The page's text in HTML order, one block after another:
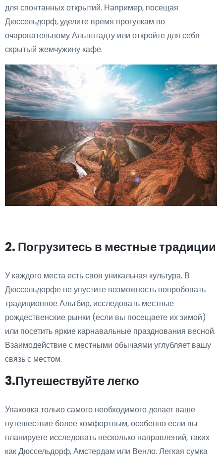
для спонтанных открытий. Например, посещая
Дюссельдорф, уделите время прогулкам по
очаровательному Альтштадту или откройте для себя
скрытый жемчужину кафе.
2. Погрузитесь в местные традиции
У каждого места есть своя уникальная культура. В
Дюссельдорфе не упустите возможность попробовать
традиционное Альтбир, исследовать местные
рождественские рынки (если вы посещаете их зимой)
или посетить яркие карнавальные празднования весной.
Взаимодействие с местными обычаями углубляет вашу
связь с местом.
3.Путешествуйте легко
Упаковка только самого необходимого делает ваше
путешествие более комфортным, особенно если вы
планируете исследовать несколько направлений, таких
как Дюссельдорф, Амстердам или Венло. Легкая сумка